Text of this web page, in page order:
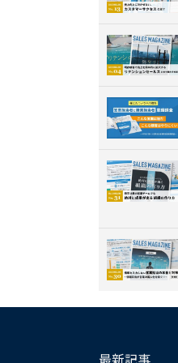
最新記事